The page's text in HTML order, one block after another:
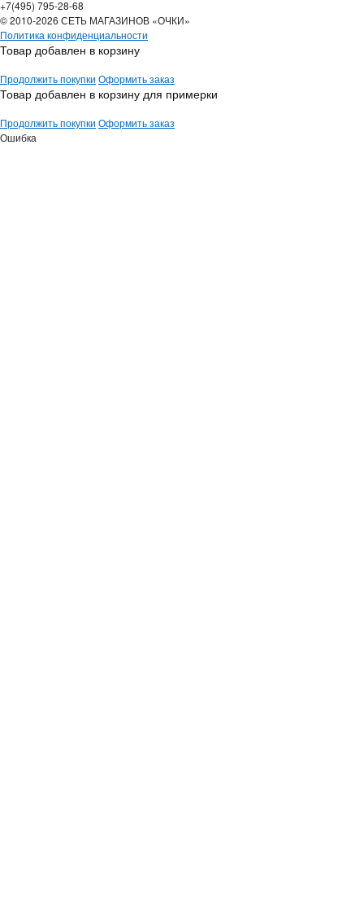
+7(495) 795-28-68
© 2010-2026 СЕТЬ МАГАЗИНОВ «ОЧКИ»
Политика конфиденциальности
Товар добавлен в корзину
Продолжить покупки Оформить заказ
Товар добавлен в корзину для примерки
Продолжить покупки Оформить заказ
Ошибка